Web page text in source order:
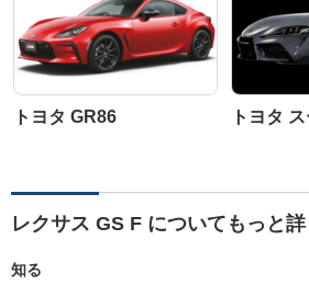
トヨタ GR86 トヨタ
レクサス GS F についてもっと詳
知る